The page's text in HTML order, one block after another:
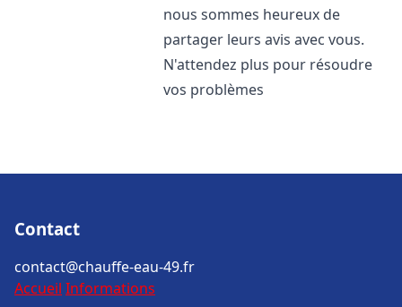
nous sommes heureux de
partager leurs avis avec vous.
N'attendez plus pour résoudre
vos problèmes
Contact
contact@chauffe-eau-49.fr
Accueil Informations